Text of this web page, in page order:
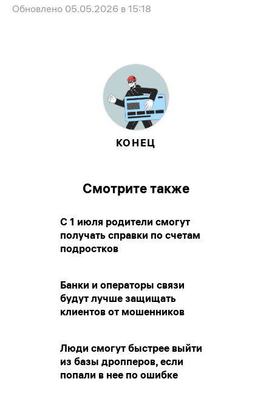
Обновлено 05.05.2026 в 15:18
КОНЕЦ
Смотрите также
С 1 июля родители смогут
получать справки по счетам
подростков
Банки и операторы связи
будут лучше защищать
клиентов от мошенников
Люди смогут быстрее выйти
из базы дропперов, если
попали в нее по ошибке